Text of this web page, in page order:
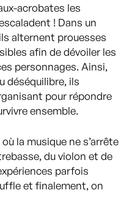
acrobates les
! Dans un
alternent prouesses
afin de dévoiler les
personnages. Ainsi,
déséquilibre, ils
pour répondre
ensemble.
la musique ne s’arrête
du violon et de
parfois
et finalement, on